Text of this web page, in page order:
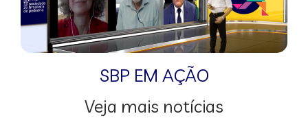
SBP EM AÇÃO
Veja mais notícias